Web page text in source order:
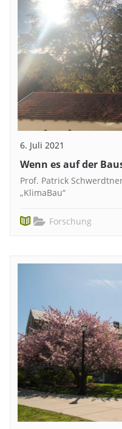
6. Juli 2021
Wenn es auf der
Prof. Patrick
„KlimaBau“
Forschung